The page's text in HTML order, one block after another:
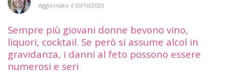
Aggiornato il 30/10/2020
Sempre più giovani donne bevono vino,
liquori, cocktail. Se però si assume alcol in
gravidanza, i danni al feto possono essere
numerosi e seri